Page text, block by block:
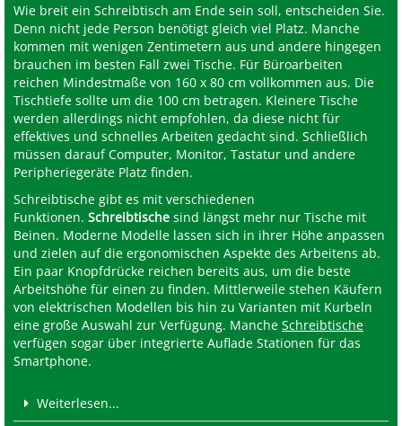
Wie breit ein Schreibtisch am Ende sein soll, entscheiden Sie.
Denn nicht jede Person benötigt gleich viel Platz. Manche
kommen mit wenigen Zentimetern aus und andere hingegen
brauchen im besten Fall zwei Tische. Für Büroarbeiten
reichen Mindestmaße von 160 x 80 cm vollkommen aus. Die
Tischtiefe sollte um die 100 cm betragen. Kleinere Tische
werden allerdings nicht empfohlen, da diese nicht für
effektives und schnelles Arbeiten gedacht sind. Schließlich
müssen darauf Computer, Monitor, Tastatur und andere
Peripheriegeräte Platz finden.
Schreibtische gibt es mit verschiedenen
Funktionen. Schreibtische sind längst mehr nur Tische mit
Beinen. Moderne Modelle lassen sich in ihrer Höhe anpassen
und zielen auf die ergonomischen Aspekte des Arbeitens ab.
Ein paar Knopfdrücke reichen bereits aus, um die beste
Arbeitshöhe für einen zu finden. Mittlerweile stehen Käufern
von elektrischen Modellen bis hin zu Varianten mit Kurbeln
eine große Auswahl zur Verfügung. Manche Schreibtische
verfügen sogar über integrierte Auflade Stationen für das
Smartphone.
Weiterlesen...